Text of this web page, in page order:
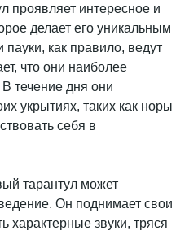
проявляет интересное и
делает его уникальным
как правило, ведут
что они наиболее
течение дня они
укрытиях, таких как норы
себя в
тарантул может
Он поднимает свои
характерные звуки, тряся